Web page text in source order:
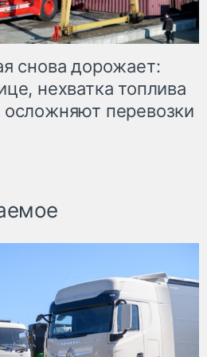
снова дорожает:
нехватка топлива
перевозки